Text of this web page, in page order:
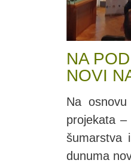
NA
NOVI
Na
projekata –
šumarstva
dunuma